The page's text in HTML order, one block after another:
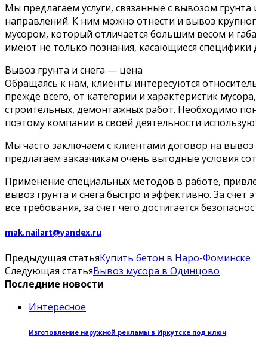
Мы предлагаем услуги, связанные с вывозом
направлений. К ним можно отнести и вывоз
мусором, который отличается большим весом и
имеют не только познания, касающиеся
Вывоз грунта и снега — цена
Обращаясь к нам, клиенты интересуются
прежде всего, от категории и характеристик
строительных, демонтажных работ. Необходимо
поэтому компании в своей деятельности
Мы часто заключаем с клиентами договор на
предлагаем заказчикам очень выгодные условия
Применение специальных методов в работе,
вывоз грунта и снега быстро и эффективно. За
все требования, за счет чего достигается
mak.nailart@yandex.ru
Предыдущая статьяКупить бетон в Наро-Фоминске
Следующая статьяВывоз мусора в Одинцово
Последние новости
Интересное
Изготовление наружной рекламы в Иркутске под ключ